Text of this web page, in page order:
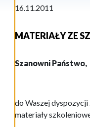
16.11.2011
MATERIAŁY ZE
Szanowni Państwo,
do Waszej
materiały